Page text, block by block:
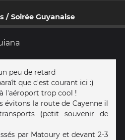
/ Soirée Guyanaise
peu de retard
que c'est courant ici :)
l'aéroport trop cool !
évitons la route de Cayenne il
(petit souvenir de
par Matoury et devant 2-3